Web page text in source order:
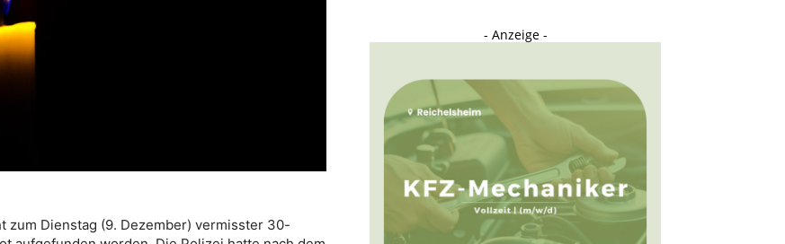
zum Dienstag (9. Dezember) vermisster 30-
- Anzeige -